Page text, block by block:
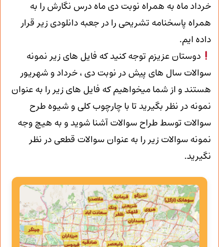
خرداد ماه به همراه نوبت دی ماه درس نگارش را به
همراه پاسخنامه تشریحی را در جعبه دانلودی زیر قرار
داده ایم.
دوستان عزیزم توجه کنید که فایل های زیر نمونه
سوالات سال های پیش در نوبت دی ، خرداد و شهریور
هستند و از شما میخواهیم که فایل های زیر را به عنوان
نمونه در نظر بگیرید تا با چارچوب کلی و شیوه طرح
سوالات توسط طراح سوالات آشنا شوید و به هیچ وجه
نمونه سوالات زیر را به عنوان سوالات قطعی در نظر
نگیرید.